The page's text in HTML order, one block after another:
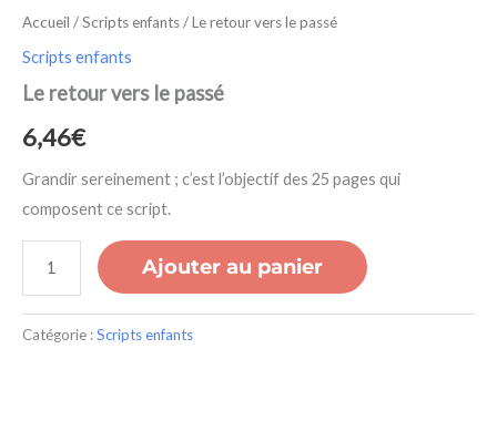
Accueil /Scripts enfants/ Le retour vers le passé
Scripts enfants
Le retour vers le passé
6,46€
Grandir sereinement ; c’est l’objectif des 25 pages qui
composent ce script.
Ajouter au panier
Catégorie :Scripts enfants